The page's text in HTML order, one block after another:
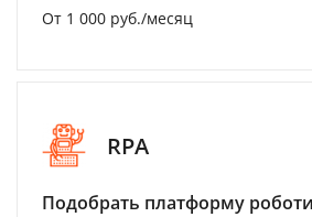
От 1 000 руб./месяц
RPA
Подобрать платформу